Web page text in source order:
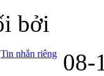
bởi
Tin nhắn riêng 08-